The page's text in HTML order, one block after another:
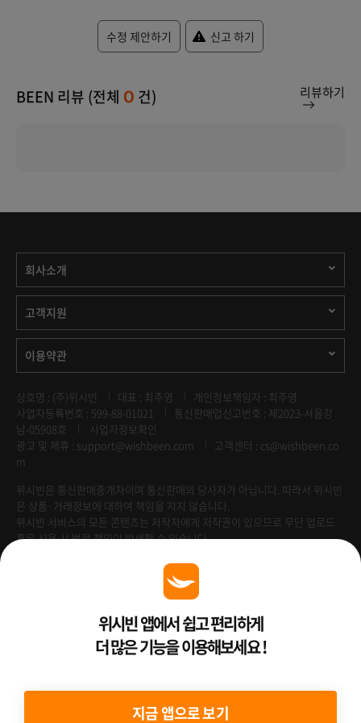
수정 제안하기 신고 하기
BEEN 리뷰 (전체 0 건) 리뷰하기
회사소개
고객지원
이용약관
상호명 : (주)위시빈 대표 : 최주영
개인정보책임자 : 최주영
사업자등록번호 : 599-88-01021
통신판매업신고번호 : 제2023-서울강
남-05908호
사업자정보확인
광고 및 제휴 : support@wishbeen.com
고객센터 : cs@wishbeen.co
m
위시빈은 통신판매중개자이며 통신판매의 당사자가 아닙니다. 따라서 위시빈
은 상품·거래정보에 대하여 책임을 지지 않습니다.
위시빈 서비스의 모든 콘텐츠는 저작자에게 저작권이 있으므로 무단 업로드
혹은 사용 시 법적 책임이 발생할 수 있습니다.
Venture Enterprise위시빈 앱에서 쉽고 편리하게
더 많은 기능을 이용해보세요 !
지금 앱으로 보기